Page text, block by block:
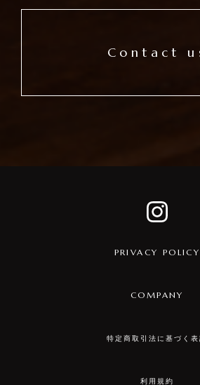
Contact
PRIVACY POLICY
COMPANY
特定商取引法に基づく表
利用規約